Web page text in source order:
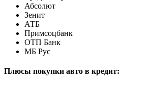
Абсолют
Зенит
АТБ
Примсоцбанк
ОТП Банк
МБ Рус
Плюсы покупки авто в кредит: